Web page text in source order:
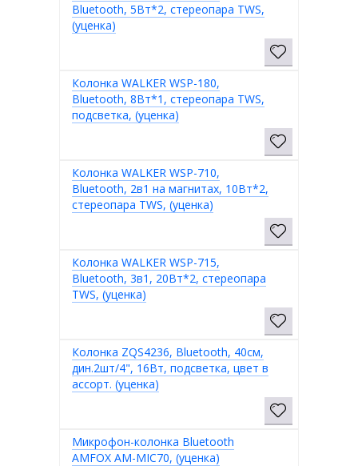
Bluetooth, 5Вт*2, стереопара TWS,
(уценка)
Колонка WALKER WSP-180,
Bluetooth, 8Вт*1, стереопара TWS,
подсветка, (уценка)
Колонка WALKER WSP-710,
Bluetooth, 2в1 на магнитах, 10Вт*2,
стереопара TWS, (уценка)
Колонка WALKER WSP-715,
Bluetooth, 3в1, 20Вт*2, стереопара
TWS, (уценка)
Колонка ZQS4236, Bluetooth, 40см,
дин.2шт/4", 16Вт, подсветка, цвет в
ассорт. (уценка)
Микрофон-колонка Bluetooth
AMFOX AM-MIC70, (уценка)